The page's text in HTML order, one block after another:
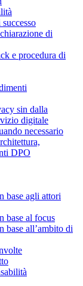
di
e procedura di
sin dalla
digitale
necessario
DPO
base agli attori
base al focus
base all’ambito di